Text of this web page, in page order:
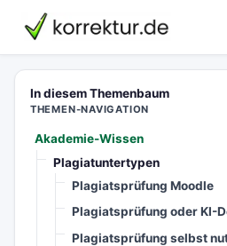
korrektur.de
In diesem Themenbaum
THEMEN-NAVIGATION
Akademie-Wissen
Plagiatuntertypen
Plagiatsprüfung Moodle
Plagiatsprüfung oder KI-
Plagiatsprüfung selbst